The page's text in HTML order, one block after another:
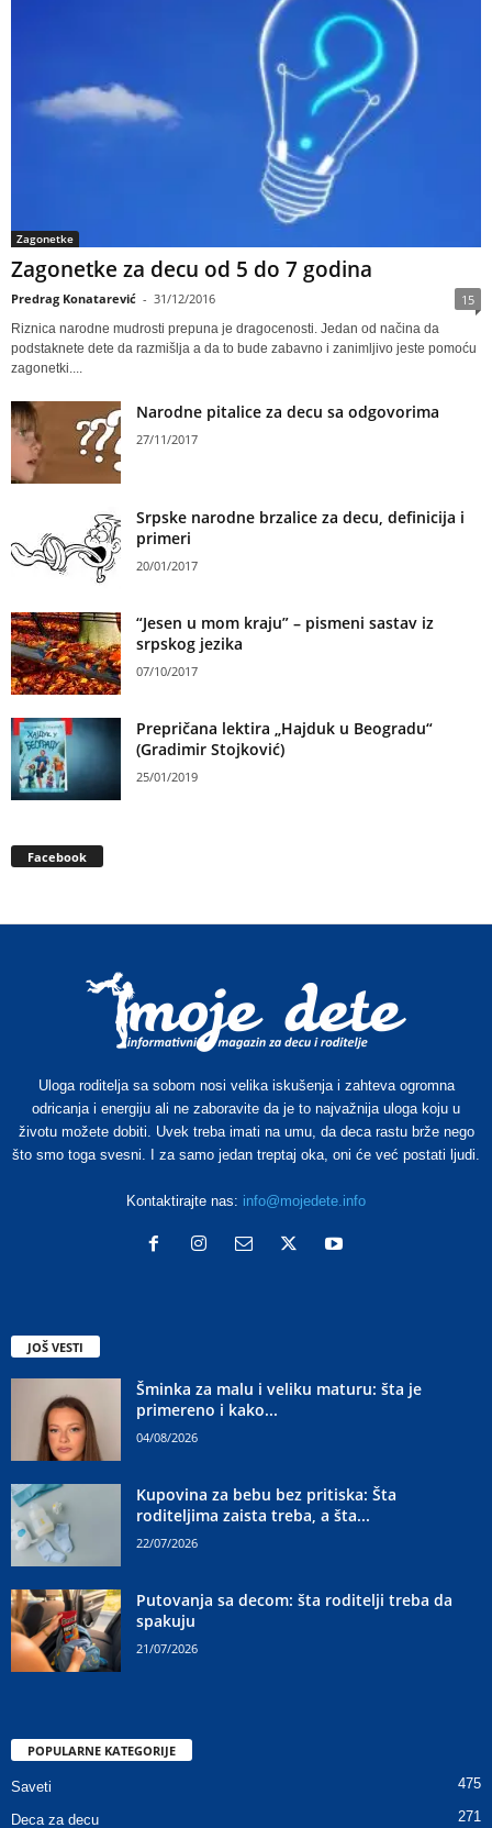
Zagonetke
Zagonetke za decu od 5 do 7 godina
Predrag Konatarević - 31/12/2016 15
Riznica narodne mudrosti prepuna je dragocenosti. Jedan od načina da
podstaknete dete da razmišlja a da to bude zabavno i zanimljivo jeste pomoću
zagonetki....
Narodne pitalice za decu sa odgovorima
27/11/2017
Srpske narodne brzalice za decu, definicija i
primeri
20/01/2017
“Jesen u mom kraju” – pismeni sastav iz
srpskog jezika
07/10/2017
Prepričana lektira „Hajduk u Beogradu“
(Gradimir Stojković)
25/01/2019
Facebook
Uloga roditelja sa sobom nosi velika iskušenja i zahteva ogromna
odricanja i energiju ali ne zaboravite da je to najvažnija uloga koju u
životu možete dobiti. Uvek treba imati na umu, da deca rastu brže nego
što smo toga svesni. I za samo jedan treptaj oka, oni će već postati ljudi.
Kontaktirajte nas: info@mojedete.info
JOŠ VESTI
Šminka za malu i veliku maturu: šta je
primereno i kako...
04/08/2026
Kupovina za bebu bez pritiska: Šta
roditeljima zaista treba, a šta...
22/07/2026
Putovanja sa decom: šta roditelji treba da
spakuju
21/07/2026
POPULARNE KATEGORIJE
Saveti 475
Deca za decu 271